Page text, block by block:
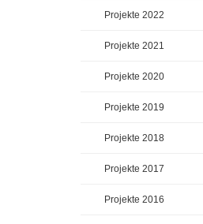
Projekte 2022
Projekte 2021
Projekte 2020
Projekte 2019
Projekte 2018
Projekte 2017
Projekte 2016